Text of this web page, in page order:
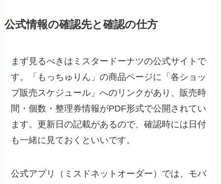
公式情報の確認先と確認の仕方
まず見るべきはミスタードーナツの公式サイトで
す。「もっちゅりん」の商品ページに「各ショッ
プ販売スケジュール」へのリンクがあり、販売時
間・個数・整理券情報がPDF形式で公開されてい
ます。更新日の記載があるので、確認時には日付
も一緒に見ておくといいです。
公式アプリ（ミスドネットオーダー）では、モバ